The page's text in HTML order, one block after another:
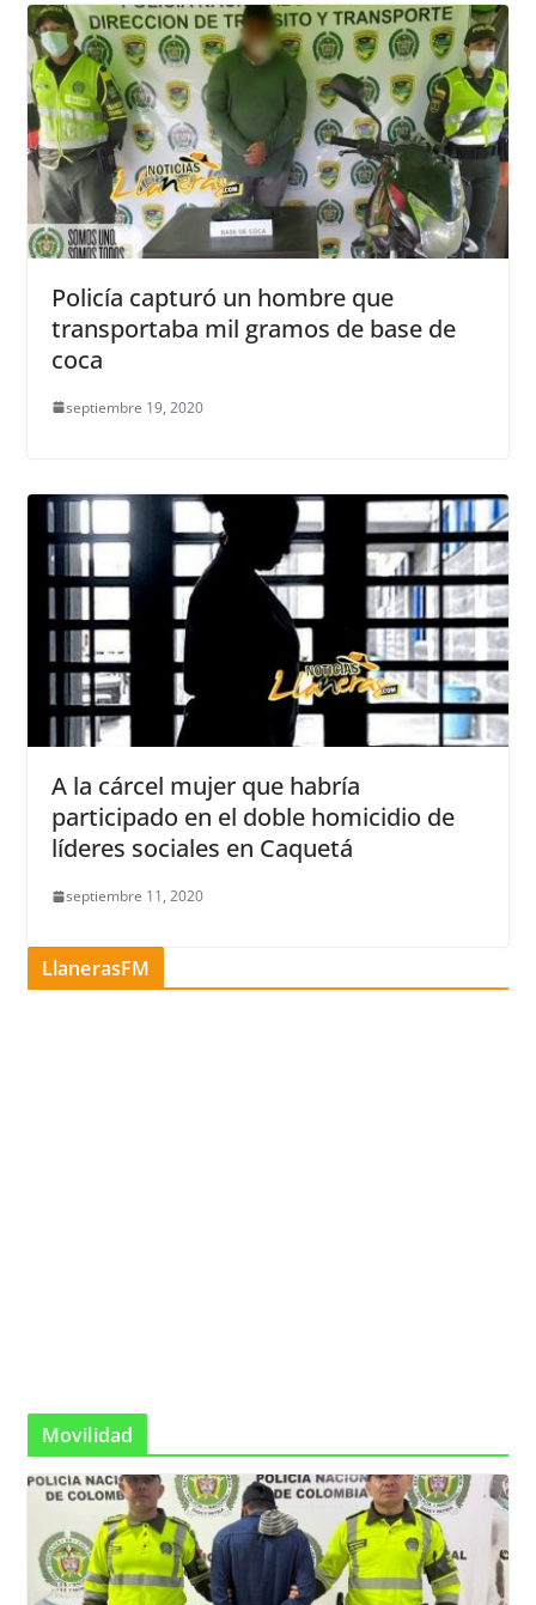
Policía capturó un hombre que
transportaba mil gramos de base de
coca
septiembre 19, 2020
A la cárcel mujer que habría
participado en el doble homicidio de
líderes sociales en Caquetá
septiembre 11, 2020
LlanerasFM
Movilidad